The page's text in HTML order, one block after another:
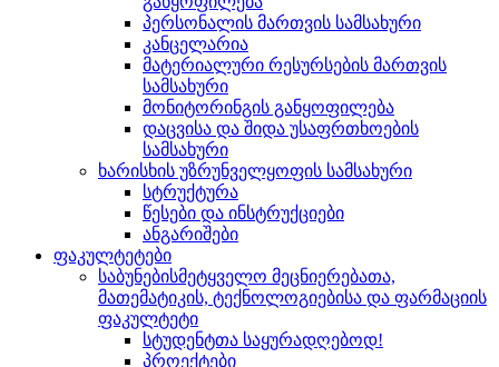
პერსონალის მართვის სამსახური
კანცელარია
მატერიალური რესურსების მართვის
სამსახური
მონიტორინგის განყოფილება
დაცვისა და შიდა უსაფრთხოების
სამსახური
ხარისხის უზრუნველყოფის სამსახური
სტრუქტურა
წესები და ინსტრუქციები
ანგარიშები
ფაკულტეტები
საბუნებისმეტყველო მეცნიერებათა,
მათემატიკის, ტექნოლოგიებისა და ფარმაციის
ფაკულტეტი
სტუდენტთა საყურადღებოდ!
პროექტები